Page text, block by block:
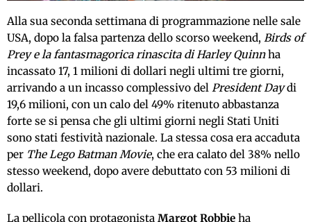
Alla sua seconda settimana di programmazione nelle sale
USA, dopo la falsa partenza dello scorso weekend, Birds of
Prey e la fantasmagorica rinascita di Harley Quinnha
incassato 17, 1 milioni di dollari negli ultimi tre giorni,
arrivando a un incasso complessivo del President Daydi
19,6 milioni, con un calo del 49% ritenuto abbastanza
forte se si pensa che gli ultimi giorni negli Stati Uniti
sono stati festività nazionale. La stessa cosa era accaduta
per The Lego Batman Movie, che era calato del 38% nello
stesso weekend, dopo avere debuttato con 53 milioni di
dollari.
La pellicola con protagonista Margot Robbie ha